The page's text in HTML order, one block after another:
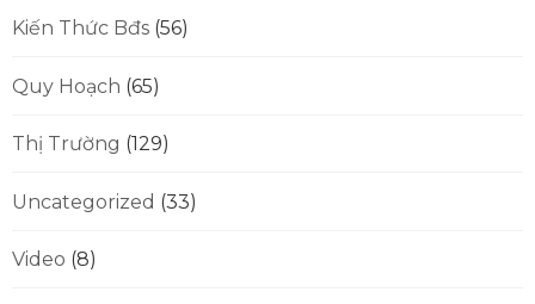
Kiến Thức Bđs (56)
Quy Hoạch (65)
Thị Trường (129)
Uncategorized (33)
Video (8)